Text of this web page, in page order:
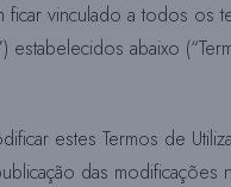
vinculado a todos os
abaixo
estes Termos de
das